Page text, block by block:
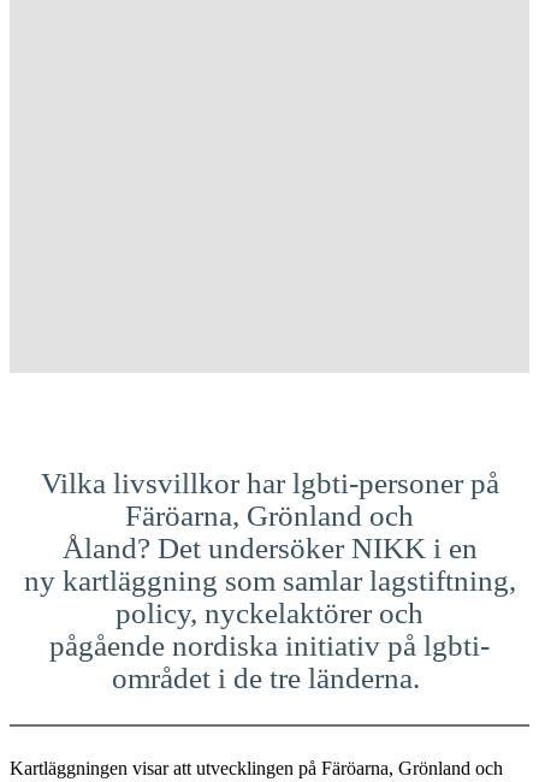
Vilka livsvillkor har lgbti-personer på
Färöarna, Grönland och
Åland? Det undersöker NIKK i en
ny kartläggning som samlar lagstiftning,
policy, nyckelaktörer och
pågående nordiska initiativ på lgbti-
området i de tre länderna.
Kartläggningen visar att utvecklingen på Färöarna, Grönland och